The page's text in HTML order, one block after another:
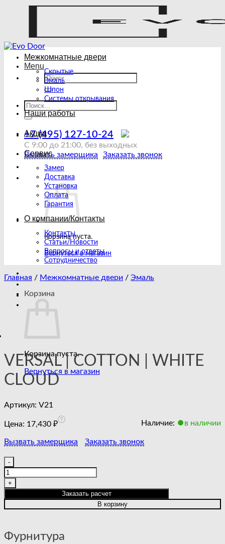
Menu
Искать:
Искать:
+7 (495) 127-10-24
С 9:00 до 21:00, без выходных
Вызвать замерщика
Заказать звонок
Корзина пуста.
Вернуться в магазин
Корзина
Корзина пуста.
Вернуться в магазин
Межкомнатные двери
Скрытые
Эмаль
Шпон
Системы открывания
Наши работы
Акции
Сервис
Замер
Доставка
Установка
Оплата
Гарантия
О компании/Контакты
Контакты
Статьи/Новости
Вопросы и ответы
Сотрудничество
Главная / Межкомнатные двери / Эмаль
VERSAL | COTTON | WHITE
CLOUD
Артикул: V21
Цена: 17,430 ₽ Наличие: в наличии
Вызвать замерщика Заказать звонок
товара
VERSAL
|
COTTON
|
Заказать расчет
В корзину
Фурнитура